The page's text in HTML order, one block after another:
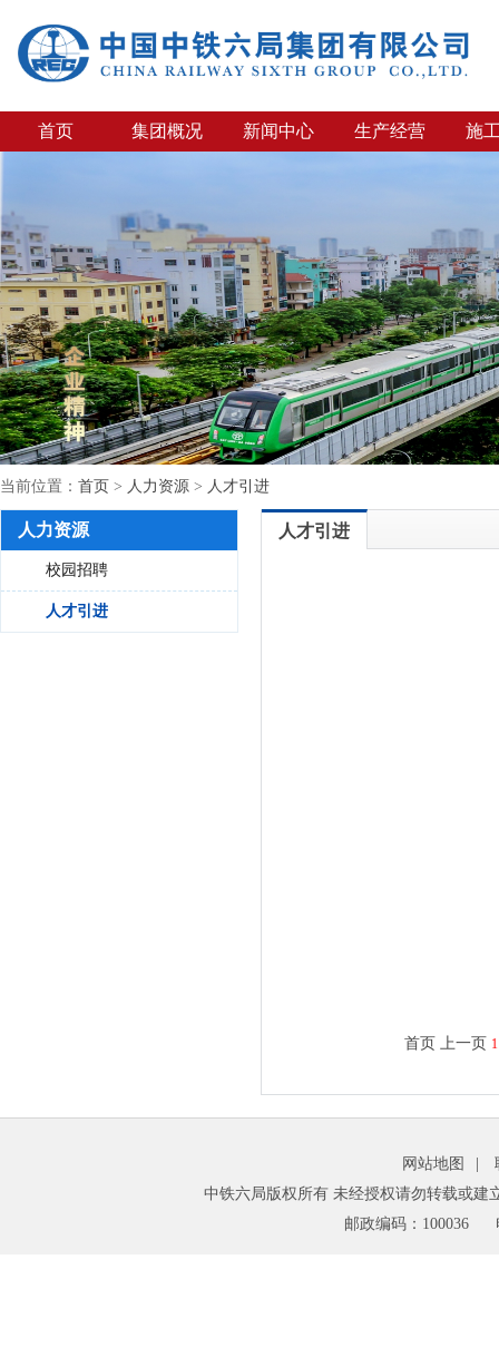
首页 集团概况 新闻中心 生产经营 施
当前位置： 首页 > 人力资源 > 人才引进
人力资源
校园招聘
人才引进
人才引进
首页 上一页 1
网站地图
中铁六局版权所有 未经授权请勿转载或建
邮政编码：100036